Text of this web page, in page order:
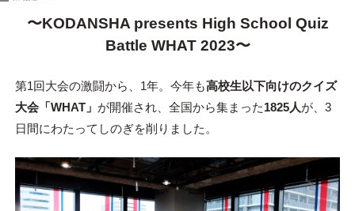
〜KODANSHA presents High School Quiz
Battle WHAT 2023〜
第1回大会の激闘から、1年。今年も高校生以下向けのクイズ
大会「WHAT」 が開催され、全国から集まった1825人が、3
日間にわたってしのぎを削りました。